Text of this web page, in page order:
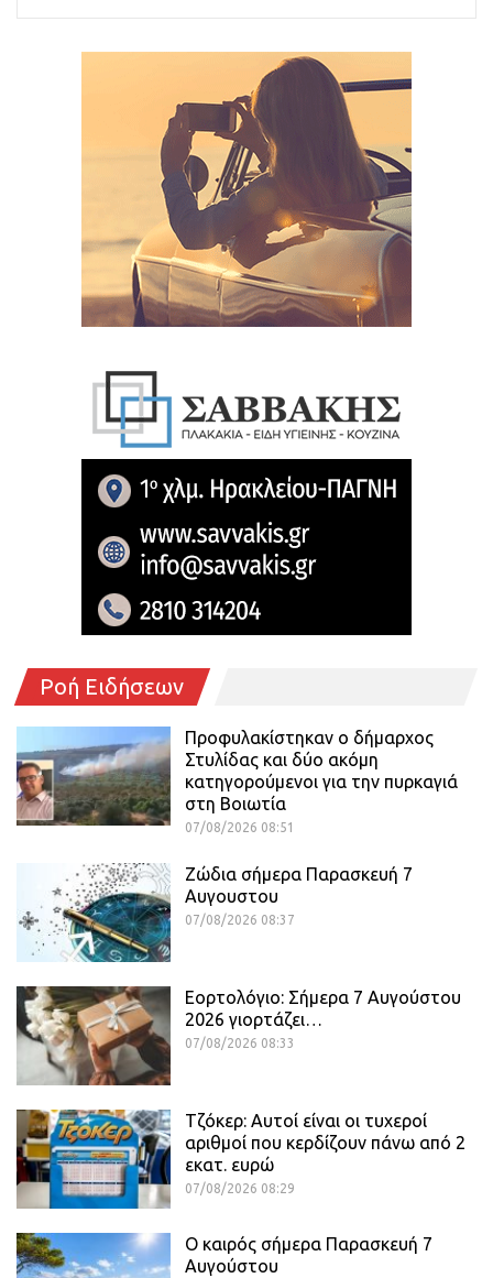
Ροή Ειδήσεων
Προφυλακίστηκαν ο δήμαρχος
Στυλίδας και δύο ακόμη
κατηγορούμενοι για την πυρκαγιά
στη Βοιωτία
07/08/2026 08:51
Ζώδια σήμερα Παρασκευή 7
Αυγουστου
07/08/2026 08:37
Εορτολόγιο: Σήμερα 7 Αυγούστου
2026 γιορτάζει…
07/08/2026 08:33
Τζόκερ: Αυτοί είναι οι τυχεροί
αριθμοί που κερδίζουν πάνω από 2
εκατ. ευρώ
07/08/2026 08:29
Ο καιρός σήμερα Παρασκευή 7
Αυγούστου